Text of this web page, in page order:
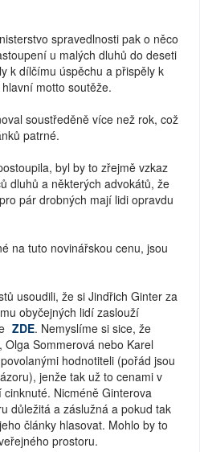
spravedlnosti pak o něco
u malých dluhů do deseti
k dílčímu úspěchu a přispěly k
motto soutěže.
soustředěně více než rok, což
patrné.
byl by to zřejmě vzkaz
dluhů a některých advokátů, že
pár drobných mají lidi opravdu
na tuto novinářskou cenu, jsou
usoudili, že si Jindřich Ginter za
obyčejných lidí zaslouží
ZDE. Nemyslíme si sice, že
Sommerová nebo Karel
hodnotiteli (pořád jsou
jenže tak už to cenami v
Nicméně Ginterova
důležitá a záslužná a pokud tak
články hlasovat. Mohlo by to
prostoru.